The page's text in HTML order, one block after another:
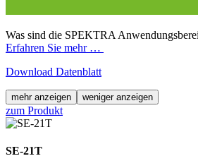
Was sind die SPEKTRA
Erfahren Sie mehr …
Download Datenblatt
mehr anzeigen weniger anzeigen
zum Produkt
SE-21T